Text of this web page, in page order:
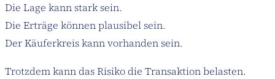
Die Lage kann stark sein.
Die Erträge können plausibel sein.
Der Käuferkreis kann vorhanden sein.
Trotzdem kann das Risiko die Transaktion belasten.